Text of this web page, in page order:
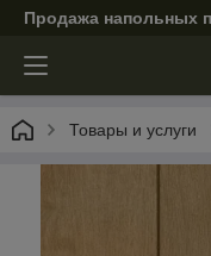
Продажа напольных
Товары и услуги